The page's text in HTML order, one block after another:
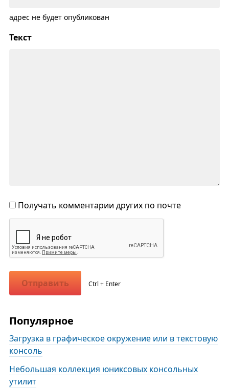
адрес не будет опубликован
Текст
Получать комментарии других по почте
Отправить Ctrl + Enter
Популярное
Загрузка в графическое окружение или в текстовую
консоль
Небольшая коллекция юниксовых консольных
утилит